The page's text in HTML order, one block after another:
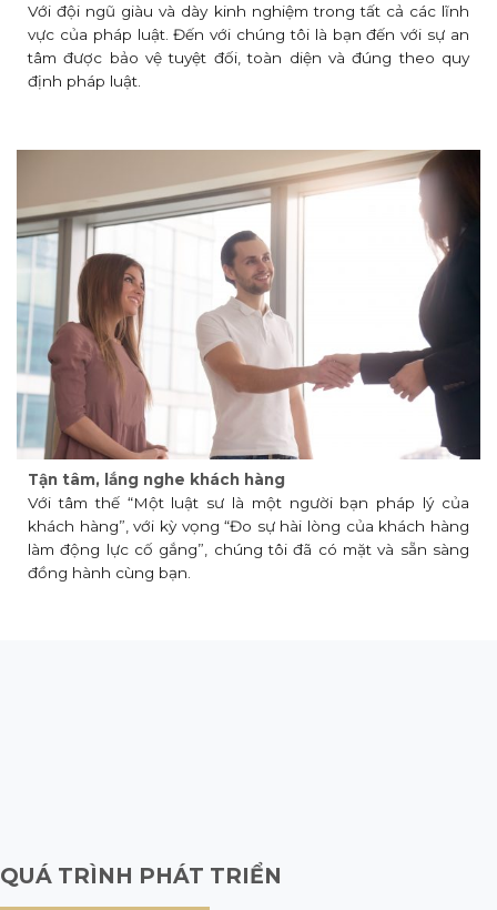
Với đội ngũ giàu và dày kinh nghiệm trong tất cả các lĩnh
vực của pháp luật. Đến với chúng tôi là bạn đến với sự an
tâm được bảo vệ tuyệt đối, toàn diện và đúng theo quy
định pháp luật.
Tận tâm, lắng nghe khách hàng
Với tâm thế “Một luật sư là một người bạn pháp lý của
khách hàng”, với kỳ vọng “Đo sự hài lòng của khách hàng
làm động lực cố gắng”, chúng tôi đã có mặt và sẵn sàng
đồng hành cùng bạn.
QUÁ TRÌNH PHÁT TRIỂN